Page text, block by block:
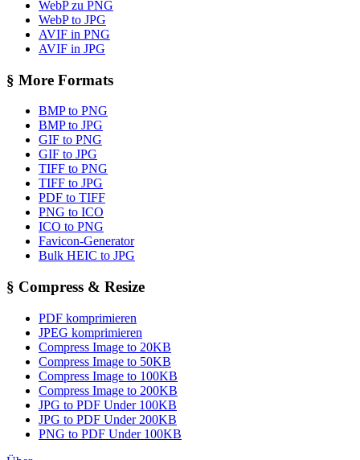
WebP zu PNG
WebP to JPG
AVIF in PNG
AVIF in JPG
§ More Formats
BMP to PNG
BMP to JPG
GIF to PNG
GIF to JPG
TIFF to PNG
TIFF to JPG
PDF to TIFF
PNG to ICO
ICO to PNG
Favicon-Generator
Bulk HEIC to JPG
§ Compress & Resize
PDF komprimieren
JPEG komprimieren
Compress Image to 20KB
Compress Image to 50KB
Compress Image to 100KB
Compress Image to 200KB
JPG to PDF Under 100KB
JPG to PDF Under 200KB
PNG to PDF Under 100KB